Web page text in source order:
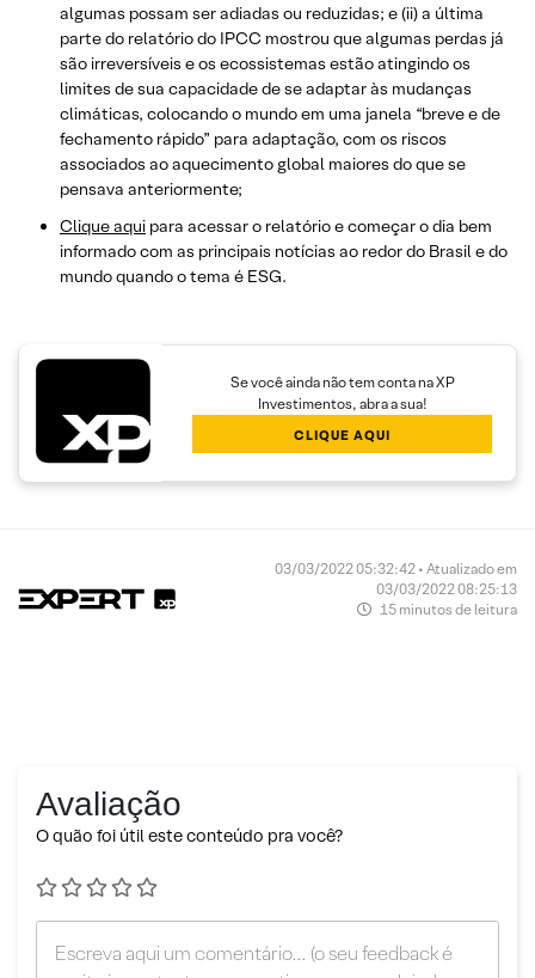
algumas possam ser adiadas ou reduzidas; e (ii) a última
parte do relatório do IPCC mostrou que algumas perdas já
são irreversíveis e os ecossistemas estão atingindo os
limites de sua capacidade de se adaptar às mudanças
climáticas, colocando o mundo em uma janela “breve e de
fechamento rápido” para adaptação, com os riscos
associados ao aquecimento global maiores do que se
pensava anteriormente;
Clique aqui para acessar o relatório e começar o dia bem
informado com as principais notícias ao redor do Brasil e do
mundo quando o tema é ESG.
Se você ainda não tem conta na XP
Investimentos, abra a sua!
CLIQUE AQUI
03/03/2022 05:32:42 • Atualizado em
03/03/2022 08:25:13
15 minutos de leitura
Avaliação
O quão foi útil este conteúdo pra você?